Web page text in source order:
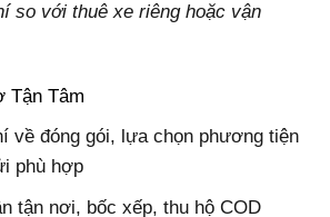
so với thuê xe riêng hoặc vận
Tận Tâm
về đóng gói, lựa chọn phương tiện
phù hợp
tận nơi, bốc xếp, thu hộ COD